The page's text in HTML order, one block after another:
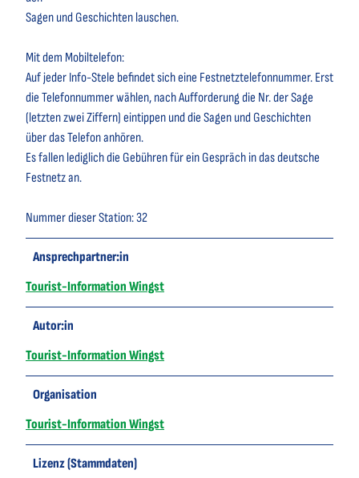
Sagen und Geschichten lauschen.
Mit dem Mobiltelefon:
Auf jeder Info-Stele befindet sich eine Festnetztelefonnummer. Erst
die Telefonnummer wählen, nach Aufforderung die Nr. der Sage
(letzten zwei Ziffern) eintippen und die Sagen und Geschichten
über das Telefon anhören.
Es fallen lediglich die Gebühren für ein Gespräch in das deutsche
Festnetz an.
Nummer dieser Station: 32
Ansprechpartner:in
Tourist-Information Wingst
Autor:in
Tourist-Information Wingst
Organisation
Tourist-Information Wingst
Lizenz (Stammdaten)